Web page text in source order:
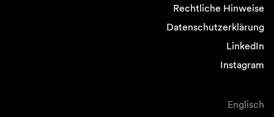
Rechtliche Hinweise
Datenschutzerklärung
LinkedIn
Instagram
Englisch